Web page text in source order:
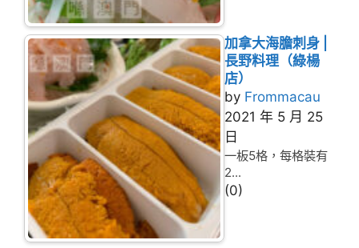
加拿大海膽刺身 |
長野料理（綠楊
店）
by Frommacau
2021 年 5 月 25
日
一板5格，每格裝有
2...
(0)